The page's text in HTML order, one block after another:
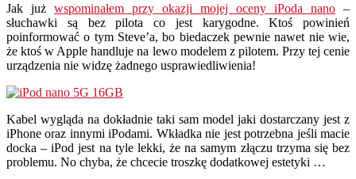
Jak już wspominałem przy okazji mojej oceny iPoda nano –
słuchawki są bez pilota co jest karygodne. Ktoś powinień
poinformować o tym Steve’a, bo biedaczek pewnie nawet nie wie,
że ktoś w Apple handluje na lewo modelem z pilotem. Przy tej cenie
urządzenia nie widzę żadnego usprawiedliwienia!
Kabel wygląda na dokładnie taki sam model jaki dostarczany jest z
iPhone oraz innymi iPodami. Wkładka nie jest potrzebna jeśli macie
docka – iPod jest na tyle lekki, że na samym złączu trzyma się bez
problemu. No chyba, że chcecie troszkę dodatkowej estetyki …